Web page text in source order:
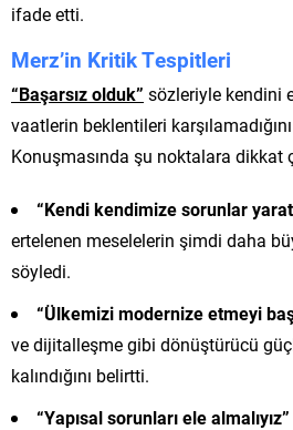
ifade etti.
Merz’in Kritik Tespitleri
“Başarsız olduk” sözleriyle kendini
vaatlerin beklentileri
Konuşmasında şu noktalara dikkat
“Kendi kendimize sorunlar
ertelenen meselelerin şimdi daha
söyledi.
“Ülkemizi modernize etmeyi
ve dijitalleşme gibi dönüştürücü
kalındığını belirtti.
“Yapısal sorunları ele almalıyız”